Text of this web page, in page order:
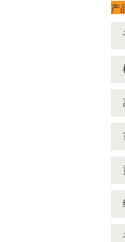
产